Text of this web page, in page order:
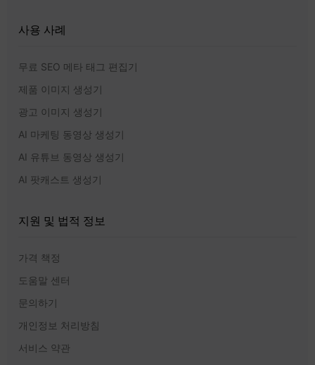
사용 사례
무료 SEO 메타 태그 편집기
제품 이미지 생성기
광고 이미지 생성기
AI 마케팅 동영상 생성기
AI 유튜브 동영상 생성기
AI 팟캐스트 생성기
지원 및 법적 정보
가격 책정
도움말 센터
문의하기
개인정보 처리방침
서비스 약관